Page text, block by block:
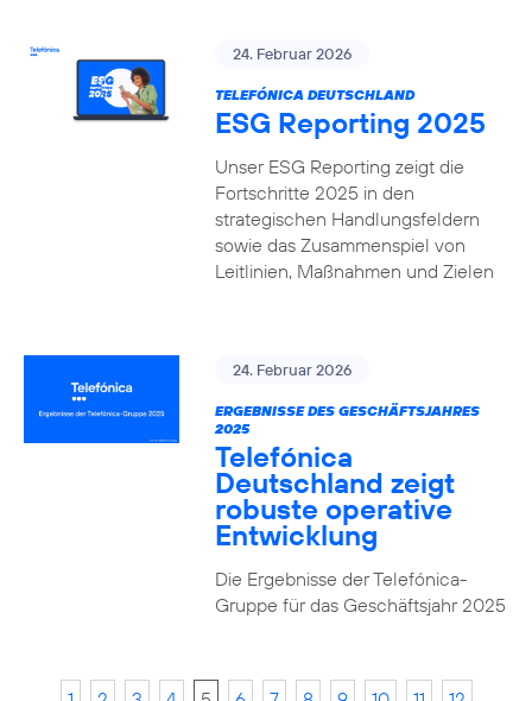
24. Februar 2026
TELEFÓNICA DEUTSCHLAND
ESG Reporting 2025
Unser ESG Reporting zeigt die
Fortschritte 2025 in den
strategischen Handlungsfeldern
sowie das Zusammenspiel von
Leitlinien, Maßnahmen und Zielen
24. Februar 2026
ERGEBNISSE DES GESCHÄFTSJAHRES
2025
Telefónica
Deutschland zeigt
robuste operative
Entwicklung
Die Ergebnisse der Telefónica-
Gruppe für das Geschäftsjahr 2025